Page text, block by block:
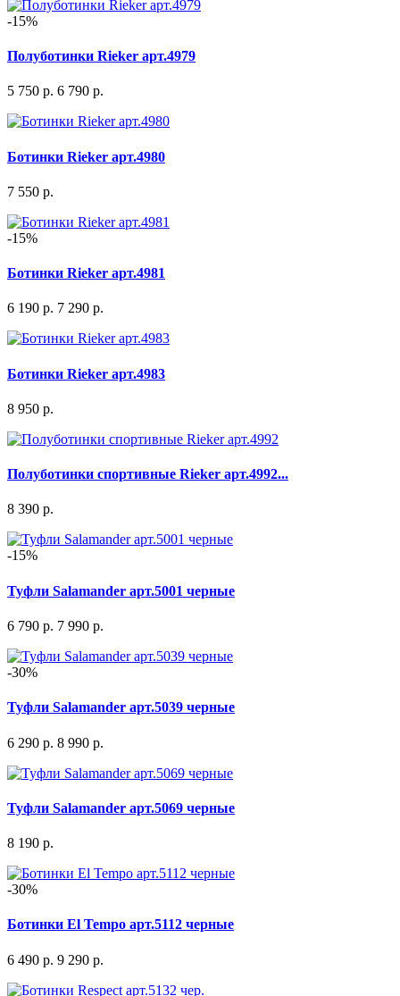
-15%
Полуботинки Rieker арт.4979
5 750 р. 6 790 р.
Ботинки Rieker арт.4980
7 550 р.
-15%
Ботинки Rieker арт.4981
6 190 р. 7 290 р.
Ботинки Rieker арт.4983
8 950 р.
Полуботинки спортивные Rieker арт.4992...
8 390 р.
-15%
Туфли Salamander арт.5001 черные
6 790 р. 7 990 р.
-30%
Туфли Salamander арт.5039 черные
6 290 р. 8 990 р.
Туфли Salamander арт.5069 черные
8 190 р.
-30%
Ботинки El Tempo арт.5112 черные
6 490 р. 9 290 р.